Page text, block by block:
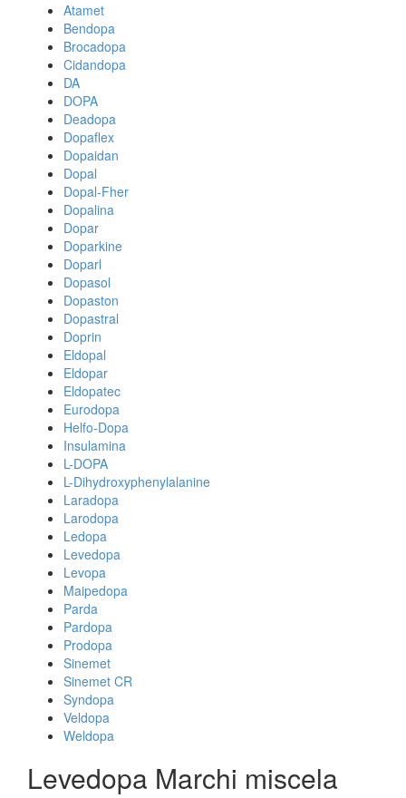
Atamet
Bendopa
Brocadopa
Cidandopa
DA
DOPA
Deadopa
Dopaflex
Dopaidan
Dopal
Dopal-Fher
Dopalina
Dopar
Doparkine
Doparl
Dopasol
Dopaston
Dopastral
Doprin
Eldopal
Eldopar
Eldopatec
Eurodopa
Helfo-Dopa
Insulamina
L-DOPA
L-Dihydroxyphenylalanine
Laradopa
Larodopa
Ledopa
Levedopa
Levopa
Maipedopa
Parda
Pardopa
Prodopa
Sinemet
Sinemet CR
Syndopa
Veldopa
Weldopa
Levedopa Marchi miscela